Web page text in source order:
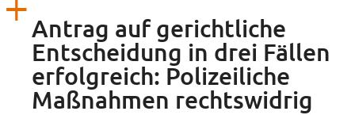
Antrag auf gerichtliche
Entscheidung in drei Fällen
erfolgreich: Polizeiliche
Maßnahmen rechtswidrig